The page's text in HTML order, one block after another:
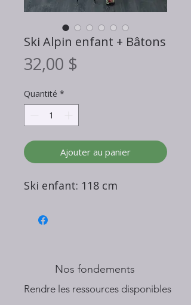
Ski Alpin enfant + Bâtons
32,00 $
Quantité *
Ajouter au panier
Ski enfant: 118 cm
Nos fondements
​Rendre les ressources disponibles